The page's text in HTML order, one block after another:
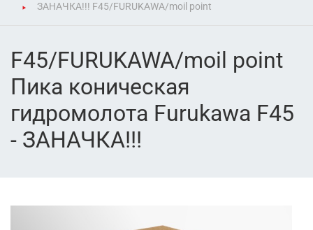
ЗАНАЧКА!!! F45/FURUKAWA/moil point
F45/FURUKAWA/moil point
Пика коническая
гидромолота Furukawa F45
- ЗАНАЧКА!!!